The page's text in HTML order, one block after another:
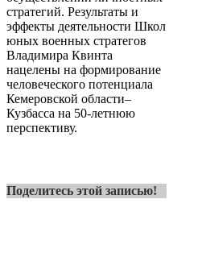
стратегий. Результаты и
эффекты деятельности Школ
юных военных стратегов
Владимира Квинта
нацелены на формирование
человеческого потенциала
Кемеровской области–
Кузбасса на 50-летнюю
перспективу.
Поделитесь этой записью!